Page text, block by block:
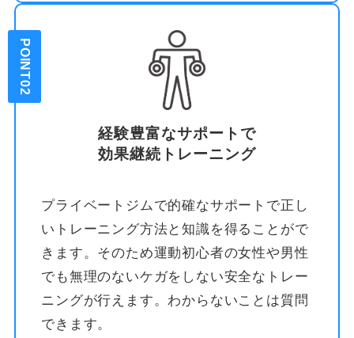
POINT02
経験豊富なサポートで
効果継続トレーニング
プライベートジムで的確なサポートで正し
いトレーニング方法と知識を得ることがで
きます。そのため運動初心者の女性や男性
でも無理のないケガをしない安全なトレー
ニングが行えます。わからないことは質問
できます。